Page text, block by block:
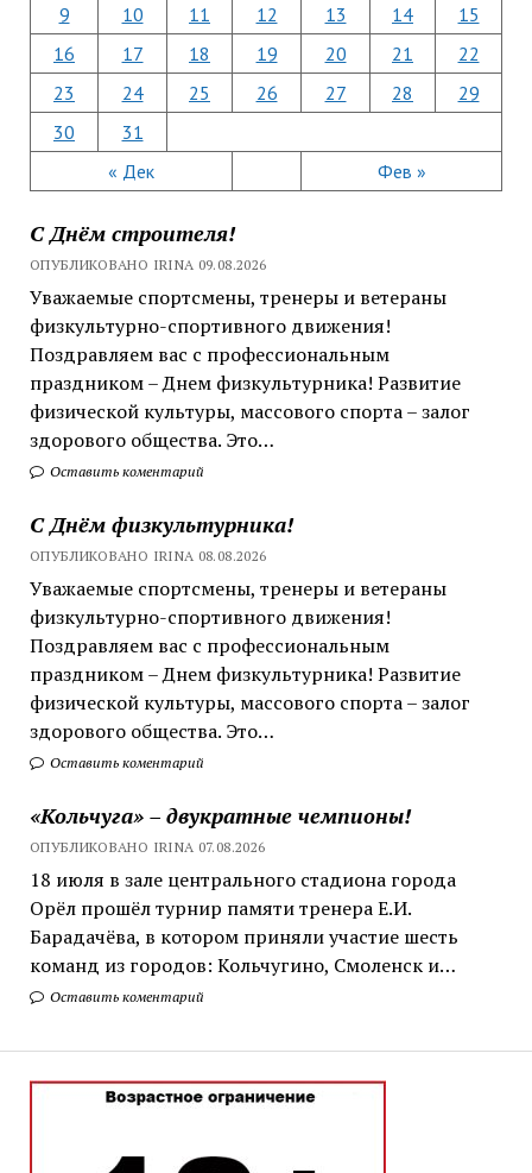
« Дек Фев »
9
10 11 12 13 14
15
16
17 18 19 20 21
22
23
24 25 26 27 28
29
30
31
С Днём строителя!
ОПУБЛИКОВАНО IRINA 09.08.2026
Уважаемые спортсмены, тренеры и ветераны
физкультурно-спортивного движения!
Поздравляем вас с профессиональным
праздником – Днем физкультурника! Развитие
физической культуры, массового спорта – залог
здорового общества. Это…
Оставить коментарий
С Днём физкультурника!
ОПУБЛИКОВАНО IRINA 08.08.2026
Уважаемые спортсмены, тренеры и ветераны
физкультурно-спортивного движения!
Поздравляем вас с профессиональным
праздником – Днем физкультурника! Развитие
физической культуры, массового спорта – залог
здорового общества. Это…
Оставить коментарий
«Кольчуга» – двукратные чемпионы!
ОПУБЛИКОВАНО IRINA 07.08.2026
18 июля в зале центрального стадиона города
Орёл прошёл турнир памяти тренера Е.И.
Барадачёва, в котором приняли участие шесть
команд из городов: Кольчугино, Смоленск и…
Оставить коментарий